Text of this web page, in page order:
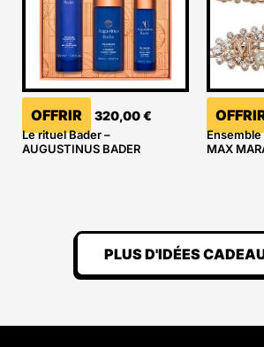
OFFRIR 320,00€
Le rituel Bader –
AUGUSTINUS BADER
MAX
PLUS D'IDÉES